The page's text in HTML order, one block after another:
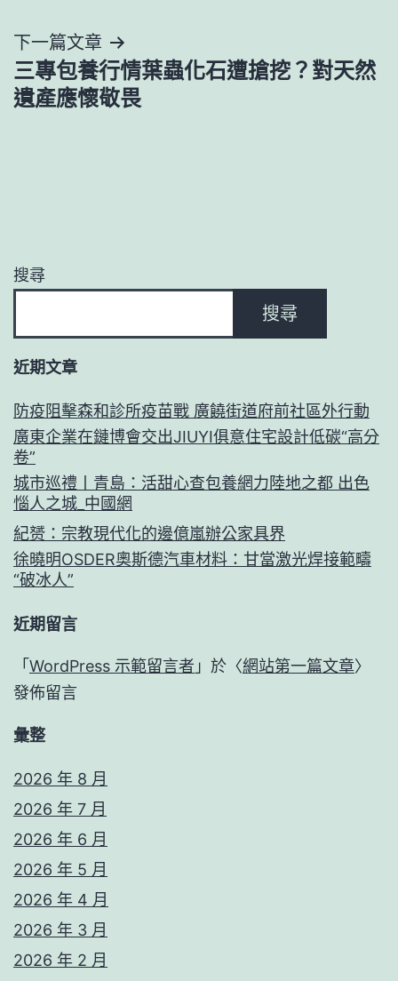
覽
下一篇文章
三專包養行情葉蟲化石遭搶挖？對天然
遺產應懷敬畏
搜尋
搜尋
近期文章
防疫阻擊森和診所疫苗戰 廣饒街道府前社區外行動
廣東企業在鏈博會交出JIUYI俱意住宅設計低碳“高分
卷”
城市巡禮丨青島：活甜心查包養網力陸地之都 出色
惱人之城_中國網
紀赟：宗教現代化的邊億嵐辦公家具界
徐曉明OSDER奧斯德汽車材料：甘當激光焊接範疇
“破冰人”
近期留言
「 WordPress 示範留言者 」於〈網站第一篇文章〉
發佈留言
彙整
2026 年 8 月
2026 年 7 月
2026 年 6 月
2026 年 5 月
2026 年 4 月
2026 年 3 月
2026 年 2 月